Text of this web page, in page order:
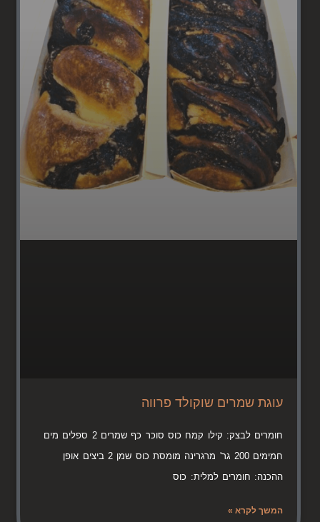
עוגת שמרים שוקולד פרווה
חומרים לבצק: קילו קמח כוס סוכר כף שמרים 2 ספלים מים
חמימים 200 גר' מרגרינה מומסת כוס שמן 2 ביצים אופן
ההכנה: חומרים למלית: כוס
המשך לקרא »